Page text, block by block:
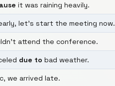
it was raining heavily.
let’s start the meeting now.
attend the conference.
due to bad weather.
we arrived late.